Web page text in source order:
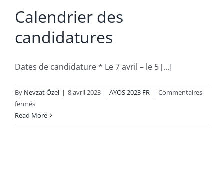
Calendrier des
candidatures
Dates de candidature * Le 7 avril – le 5 [...]
By Nevzat Özel | 8 avril 2023 | AYOS 2023 FR | Commentaires
ferméssur
Calendrier
des
Read More